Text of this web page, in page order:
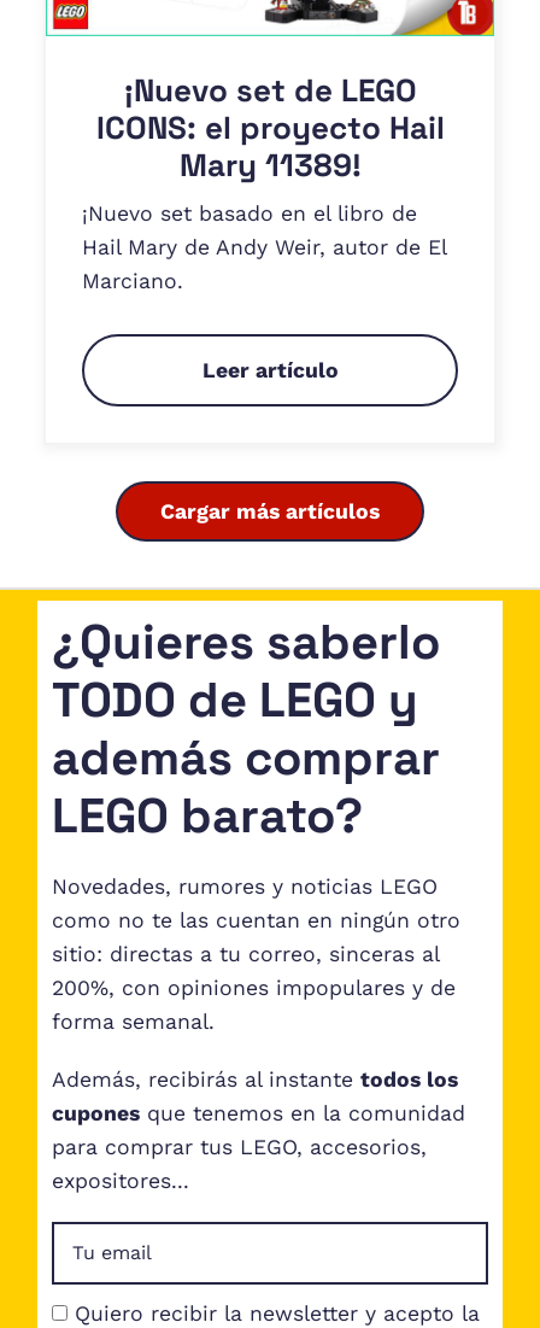
¡Nuevo set de LEGO
ICONS: el proyecto Hail
Mary 11389!
¡Nuevo set basado en el libro de
Hail Mary de Andy Weir, autor de El
Marciano.
Leer artículo
Cargar más artículos
¿Quieres saberlo
TODO de LEGO y
además comprar
LEGO barato?
Novedades, rumores y noticias LEGO
como no te las cuentan en ningún otro
sitio: directas a tu correo, sinceras al
200%, con opiniones impopulares y de
forma semanal.
Además, recibirás al instante todos los
cuponesque tenemos en la comunidad
para comprar tus LEGO, accesorios,
expositores...
Quiero recibir la newsletter y acepto la